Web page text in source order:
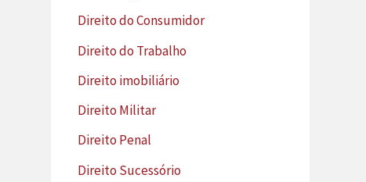
Direito do Consumidor
Direito do Trabalho
Direito imobiliário
Direito Militar
Direito Penal
Direito Sucessório